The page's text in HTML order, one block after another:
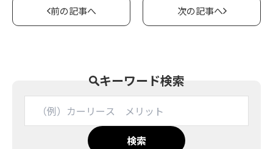
前の記事へ 次の記事へ
キーワード検索
検索